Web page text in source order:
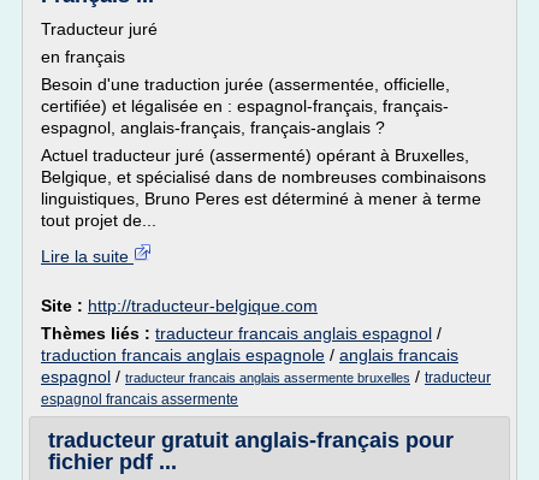
Traducteur juré
en français
Besoin d'une traduction jurée (assermentée, officielle,
certifiée) et légalisée en : espagnol-français, français-
espagnol, anglais-français, français-anglais ?
Actuel traducteur juré (assermenté) opérant à Bruxelles,
Belgique, et spécialisé dans de nombreuses combinaisons
linguistiques, Bruno Peres est déterminé à mener à terme
tout projet de...
Lire la suite
Site : http://traducteur-belgique.com
Thèmes liés : traducteur francais anglais espagnol /
traduction francais anglais espagnole / anglais francais
espagnol / traducteur francais anglais assermente bruxelles / traducteur
espagnol francais assermente
traducteur gratuit anglais-français pour
fichier pdf ...